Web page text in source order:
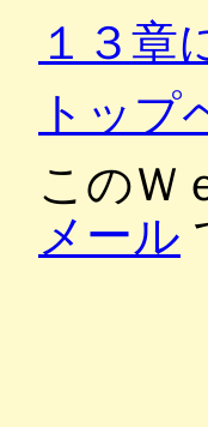
１３章
トップ
このＷ
メール